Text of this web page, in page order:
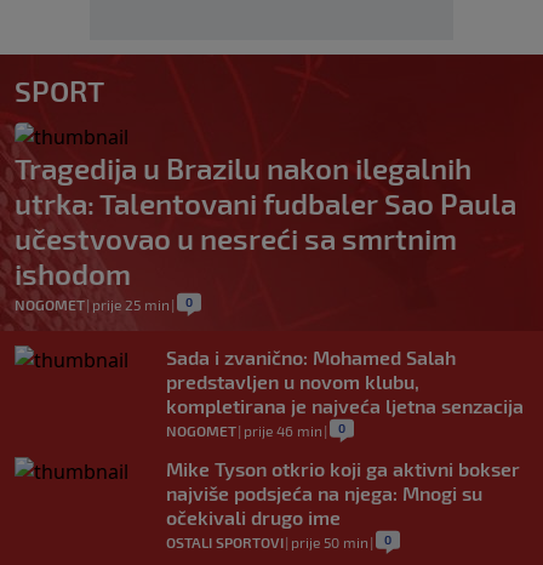
SPORT
Tragedija u Brazilu nakon ilegalnih
utrka: Talentovani fudbaler Sao Paula
učestvovao u nesreći sa smrtnim
ishodom
NOGOMET| prije 25 min | 0
Sada i zvanično: Mohamed Salah
predstavljen u novom klubu,
kompletirana je najveća ljetna senzacija
NOGOMET| prije 46 min | 0
Mike Tyson otkrio koji ga aktivni bokser
najviše podsjeća na njega: Mnogi su
očekivali drugo ime
OSTALI SPORTOVI| prije 50 min | 0